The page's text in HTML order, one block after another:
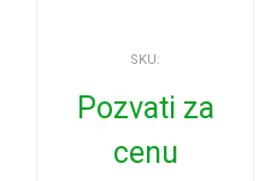
SKU:
Pozvati za
cenu